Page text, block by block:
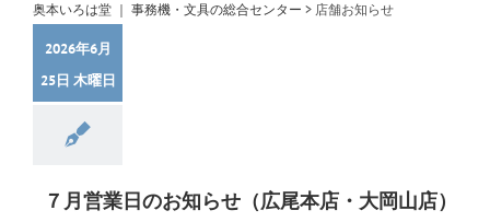
奥本いろは堂 ｜ 事務機・文具の総合センター > 店舗お知らせ
2026年6月
25日 木曜日
７月営業日のお知らせ（広尾本店・大岡山店）